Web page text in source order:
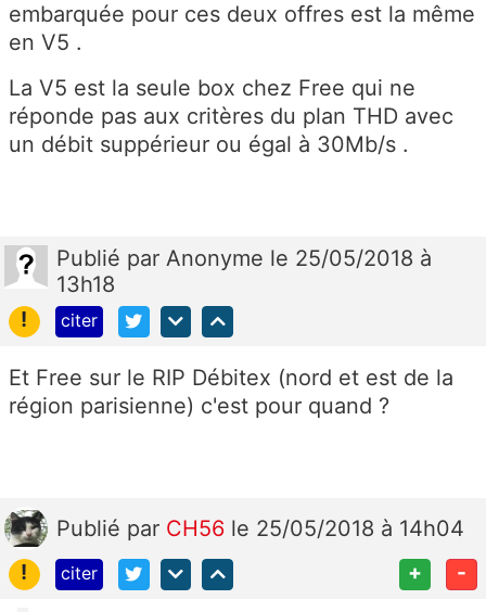
embarquée pour ces deux offres est la même
en V5 .
La V5 est la seule box chez Free qui ne
réponde pas aux critères du plan THD avec
un débit suppérieur ou égal à 30Mb/s .
Publié par Anonyme le 25/05/2018 à
13h18
!
citer
Et Free sur le RIP Débitex (nord et est de la
région parisienne) c'est pour quand ?
Publié par CH56 le 25/05/2018 à 14h04
!
citer + -